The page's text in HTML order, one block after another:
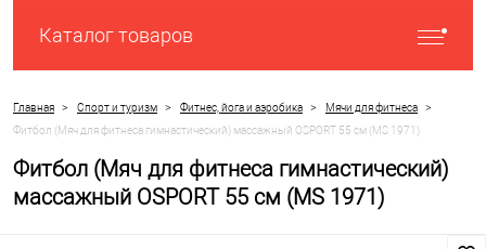
Каталог товаров
Главная > Спорт и туризм > Фитнес, йога и аэробика > Мячи для фитнеса >
Фитбол (Мяч для фитнеса гимнастический) массажный OSPORT 55 см (MS 1971)
Фитбол (Мяч для фитнеса гимнастический)
массажный OSPORT 55 см (MS 1971)